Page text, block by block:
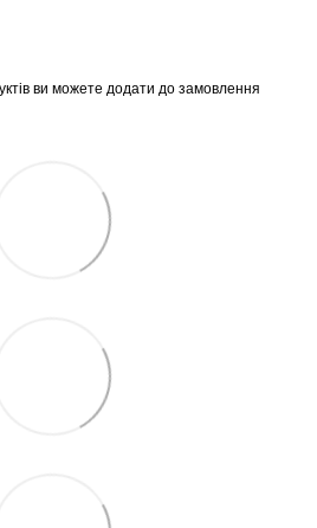
ви можете додати до замовлення